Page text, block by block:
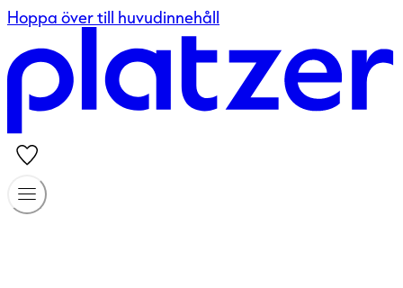
Hoppa över till huvudinnehåll